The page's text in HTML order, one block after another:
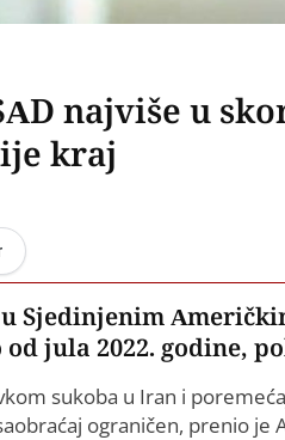
najviše u
kraj
Sjedinjenim
jula 2022. godine,
sukoba u Iran i
ograničen, prenio je